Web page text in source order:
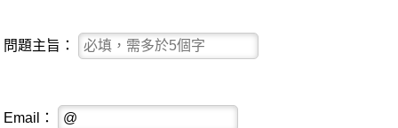
問題主旨：
Email：